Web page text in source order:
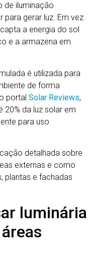
de iluminação
para gerar luz. Em vez
a energia do sol
e a armazena em
é utilizada para
de forma
portal Solar Reviews,
20% da luz solar em
para uso
detalhada sobre
externas e como
plantas e fachadas
luminária